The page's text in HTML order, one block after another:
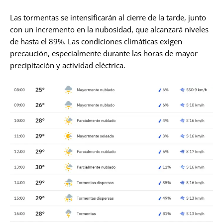
Las tormentas se intensificarán al cierre de la tarde, junto
con un incremento en la nubosidad, que alcanzará niveles
de hasta el 89%. Las condiciones climáticas exigen
precaución, especialmente durante las horas de mayor
precipitación y actividad eléctrica.